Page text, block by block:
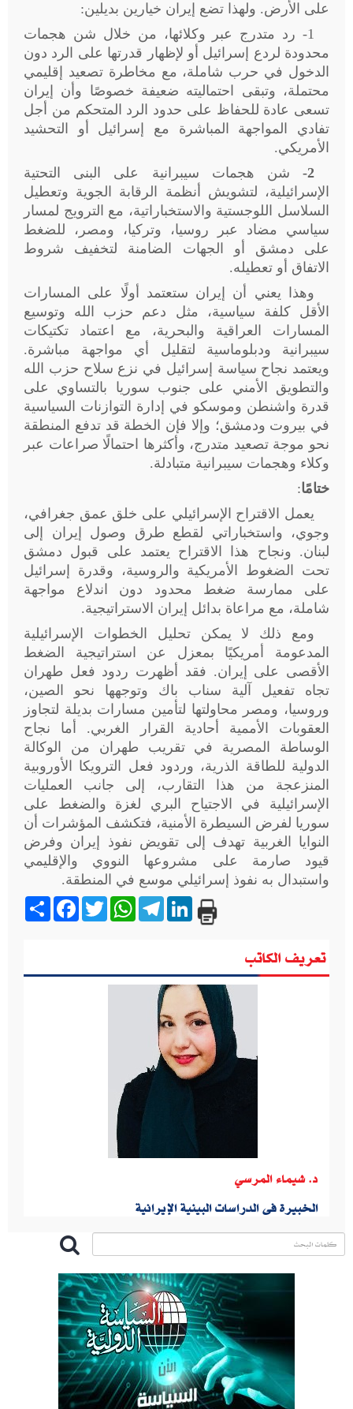
على الأرض. ولهذا تضع إيران خيارين بديلين:
1- رد متدرج عبر وكلائها، من خلال شن هجمات
محدودة لردع إسرائيل أو لإظهار قدرتها على الرد دون
الدخول في حرب شاملة، مع مخاطرة تصعيد إقليمي
محتملة، وتبقى احتماليته ضعيفة خصوصًا وأن إيران
تسعى عادة للحفاظ على حدود الرد المتحكم من أجل
تفادي المواجهة المباشرة مع إسرائيل أو التحشيد
الأمريكي.
2-
شن هجمات سيبرانية على البنى التحتية
الإسرائيلية، لتشويش أنظمة الرقابة الجوية وتعطيل
السلاسل اللوجستية والاستخباراتية، مع الترويج لمسار
سياسي مضاد عبر روسيا، وتركيا، ومصر، للضغط
على دمشق أو الجهات الضامنة لتخفيف شروط
الاتفاق أو تعطيله.
وهذا يعني أن إيران ستعتمد أولًا على المسارات
الأقل كلفة سياسية، مثل دعم حزب الله وتوسيع
المسارات العراقية والبحرية، مع اعتماد تكتيكات
سيبرانية ودبلوماسية لتقليل أي مواجهة مباشرة.
ويعتمد نجاح سياسة إسرائيل في نزع سلاح حزب الله
والتطويق الأمني على جنوب سوريا بالتساوي على
قدرة واشنطن وموسكو في إدارة التوازنات السياسية
في بيروت ودمشق؛ وإلا فإن الخطة قد تدفع المنطقة
نحو موجة تصعيد متدرج، وأكثرها احتمالًا صراعات عبر
وكلاء وهجمات سيبرانية متبادلة.
ختامًا:
يعمل الاقتراح الإسرائيلي على خلق عمق جغرافي،
وجوي، واستخباراتي لقطع طرق وصول إيران إلى
لبنان. ونجاح هذا الاقتراح يعتمد على قبول دمشق
تحت الضغوط الأمريكية والروسية، وقدرة إسرائيل
على ممارسة ضغط محدود دون اندلاع مواجهة
شاملة، مع مراعاة بدائل إيران الاستراتيجية.
ومع ذلك لا يمكن تحليل الخطوات الإسرائيلية
المدعومة أمريكيًا بمعزل عن استراتيجية الضغط
الأقصى على إيران. فقد أظهرت ردود فعل طهران
تجاه تفعيل آلية سناب باك وتوجهها نحو الصين،
وروسيا، ومصر محاولتها لتأمين مسارات بديلة لتجاوز
العقوبات الأممية أحادية القرار الغربي. أما نجاح
الوساطة المصرية في تقريب طهران من الوكالة
الدولية للطاقة الذرية، وردود فعل الترويكا الأوروبية
المنزعجة من هذا التقارب، إلى جانب العمليات
الإسرائيلية في الاجتياح البري لغزة والضغط على
سوريا لفرض السيطرة الأمنية، فتكشف المؤشرات أن
النوايا الغربية تهدف إلى تقويض نفوذ إيران وفرض
قيود صارمة على مشروعها النووي والإقليمي
واستبدال به نفوذ إسرائيلي موسع في المنطقة.
Share
FacebookTwitter
WhatsApp
Telegram
LinkedIn
تعريف الكاتب
د. شيماء المرسي
الخبيرة فى الدراسات البينية الإيرانية